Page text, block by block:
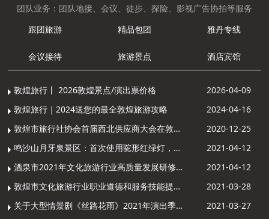
团队业务：团队地接、会议、徒步、探险、影视广告协拍等服务
跟团旅游
精品包团 雅丹专线
会议接待 旅游景点 酒店宾馆
敦煌旅行丨 2026敦煌景点/演出票价格
2026-04-09
敦煌旅行｜2024送您的最全敦煌旅游攻略
2024-04-16
敦煌市旅行社协会首届西北供应商大会在敦煌召开
2020-12-25
鸣沙山月牙泉景区：首次使用驼形红绿灯，骆驼“看驼灯绿了”走起来
2021-04-12
酒泉市2021年文化旅游行业高质量发展研修提升培训班敦煌分训点开班
2021-04-12
敦煌市文化旅游行业职业道德和服务技能提升导游专项培训成功举办
2021-03-28
关于大型情景剧《丝路花雨》2021年演出季开演的通知
2021-03-27